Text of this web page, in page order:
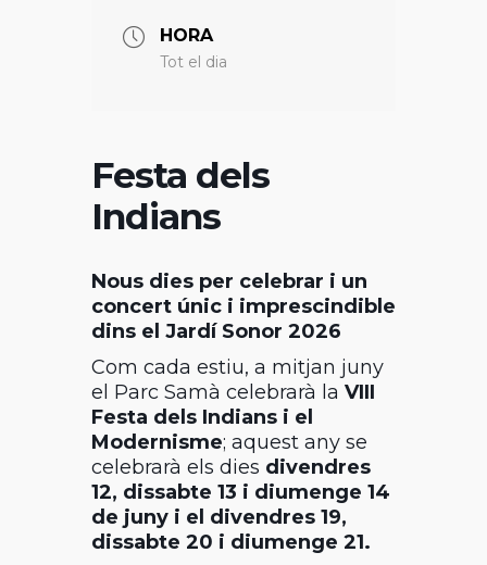
HORA
Tot el dia
Festa dels
Indians
Nous dies per celebrar i un
concert únic i imprescindible
dins el Jardí Sonor 2026
Com cada estiu, a mitjan juny
el Parc Samà celebrarà la VIII
Festa dels Indians i el
Modernisme; aquest any se
celebrarà els dies divendres
12, dissabte 13 i diumenge 14
de juny i el divendres 19,
dissabte 20 i diumenge 21.